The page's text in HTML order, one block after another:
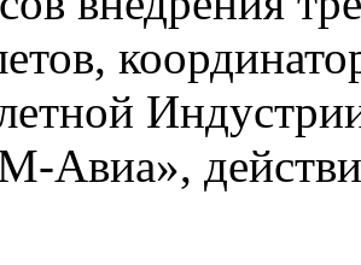
Авиа»,